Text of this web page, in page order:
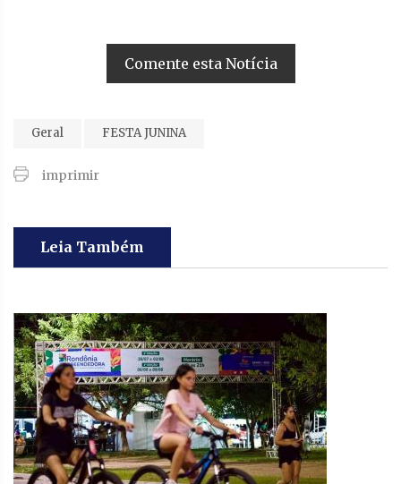
Comente esta Notícia
Geral FESTA JUNINA
imprimir
Leia Também